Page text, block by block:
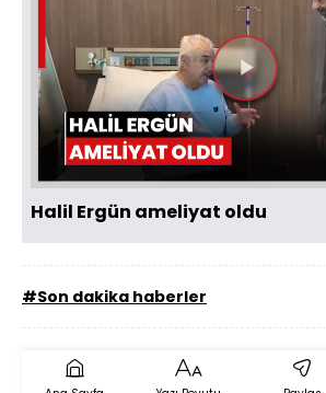
Oynat
Halil Ergün ameliyat oldu
#Son dakika haberler